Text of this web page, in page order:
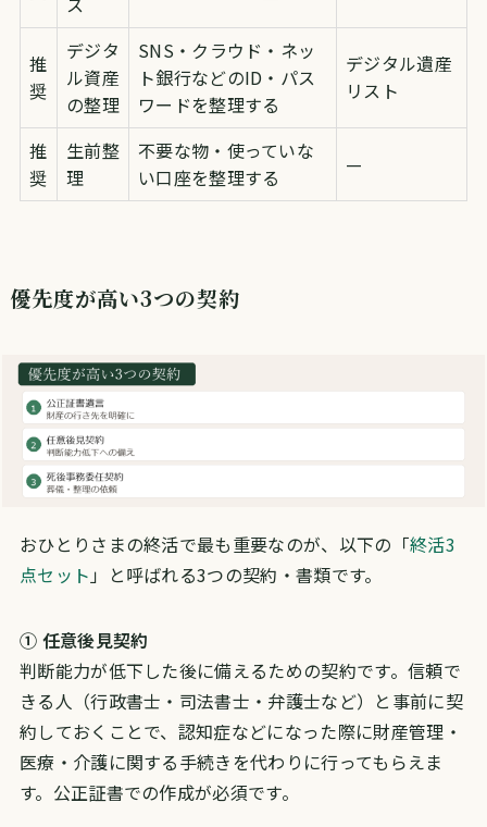
推
奨
デジタ
ル資産
の整理
SNS・クラウド・ネッ
ト銀行などのID・パス
ワードを整理する
デジタル遺産
リスト
推
奨
生前整
理
不要な物・使っていな
い口座を整理する
—
優先度が高い3つの契約
おひとりさまの終活で最も重要なのが、以下の「終活3
点セット 」と呼ばれる3つの契約・書類です。
① 任意後見契約
判断能力が低下した後に備えるための契約です。信頼で
きる人（行政書士・司法書士・弁護士など）と事前に契
約しておくことで、認知症などになった際に財産管理・
医療・介護に関する手続きを代わりに行ってもらえま
す。公正証書での作成が必須です。